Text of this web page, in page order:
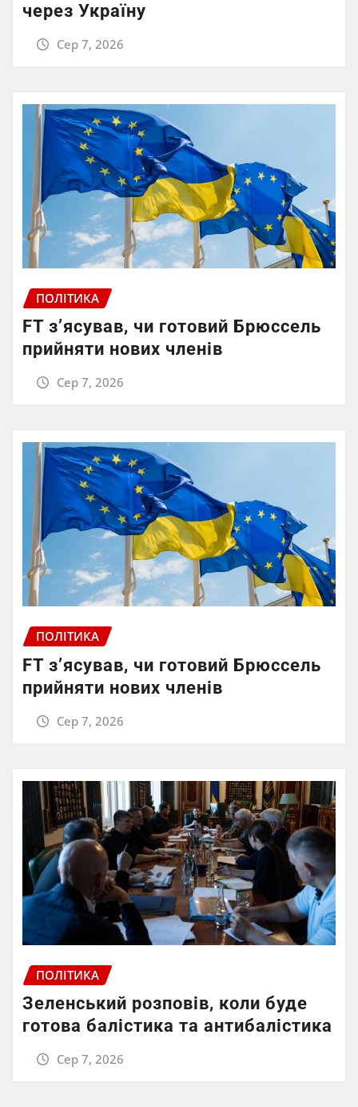
через Україну
Сер 7, 2026
ПОЛІТИКА
FT зʼясував, чи готовий Брюссель
прийняти нових членів
Сер 7, 2026
ПОЛІТИКА
FT зʼясував, чи готовий Брюссель
прийняти нових членів
Сер 7, 2026
ПОЛІТИКА
Зеленський розповів, коли буде
готова балістика та антибалістика
Сер 7, 2026